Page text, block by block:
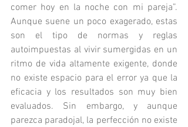
comer hoy en la noche con mi pareja”.
Aunque suene un poco exagerado, estas
son el tipo de normas y reglas
autoimpuestas al vivir sumergidas en un
ritmo de vida altamente exigente, donde
no existe espacio para el error ya que la
eficacia y los resultados son muy bien
evaluados. Sin embargo, y aunque
parezca paradojal, la perfección no existe